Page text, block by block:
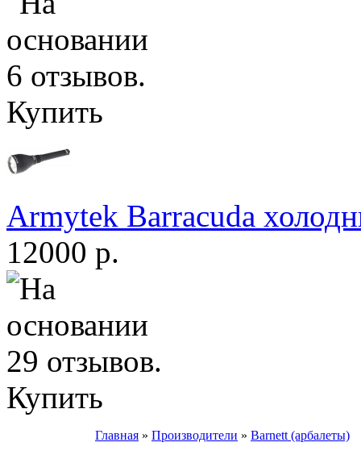
Купить
Armytek Barracuda
12000 р.
Купить
Главная » Производители » Barnett (арбалеты)